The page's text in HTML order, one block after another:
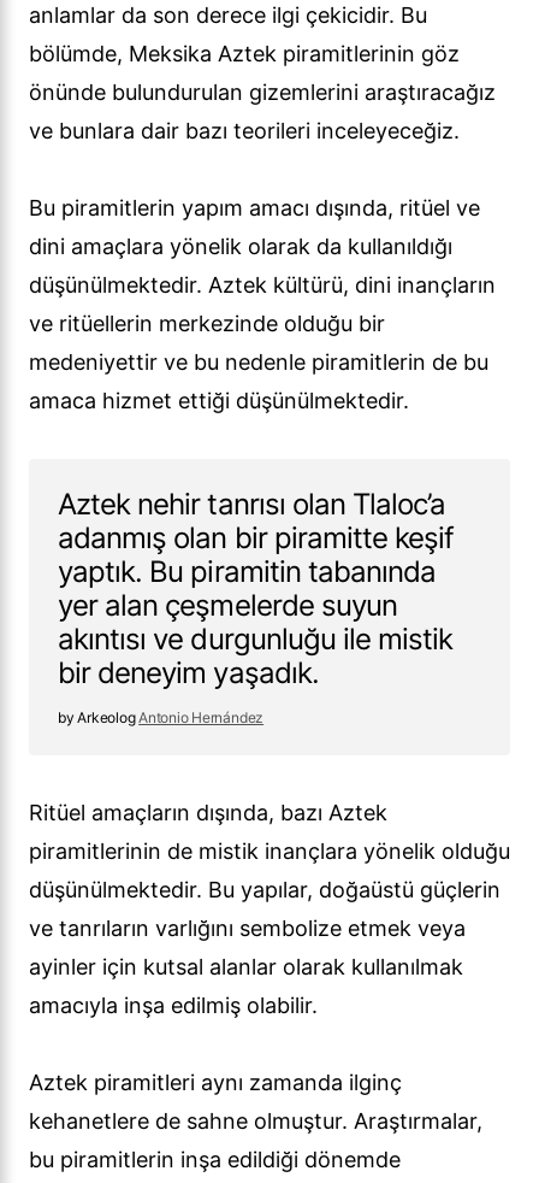
anlamlar da son derece ilgi çekicidir. Bu
bölümde, Meksika Aztek piramitlerinin göz
önünde bulundurulan gizemlerini araştıracağız
ve bunlara dair bazı teorileri inceleyeceğiz.
Bu piramitlerin yapım amacı dışında, ritüel ve
dini amaçlara yönelik olarak da kullanıldığı
düşünülmektedir. Aztek kültürü, dini inançların
ve ritüellerin merkezinde olduğu bir
medeniyettir ve bu nedenle piramitlerin de bu
amaca hizmet ettiği düşünülmektedir.
Aztek nehir tanrısı olan Tlaloc’a
adanmış olan bir piramitte keşif
yaptık. Bu piramitin tabanında
yer alan çeşmelerde suyun
akıntısı ve durgunluğu ile mistik
bir deneyim yaşadık.
ArkeologAntonio Hernández
Ritüel amaçların dışında, bazı Aztek
piramitlerinin de mistik inançlara yönelik olduğu
düşünülmektedir. Bu yapılar, doğaüstü güçlerin
ve tanrıların varlığını sembolize etmek veya
ayinler için kutsal alanlar olarak kullanılmak
amacıyla inşa edilmiş olabilir.
Aztek piramitleri aynı zamanda ilginç
kehanetlere de sahne olmuştur. Araştırmalar,
bu piramitlerin inşa edildiği dönemde